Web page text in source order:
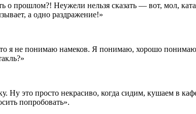
прошлом?! Неужели нельзя сказать — вот, мол,
а одно раздражение!»
я не понимаю намеков. Я понимаю, хорошо
Ну это просто некрасиво, когда сидим, кушаем в
попробовать».